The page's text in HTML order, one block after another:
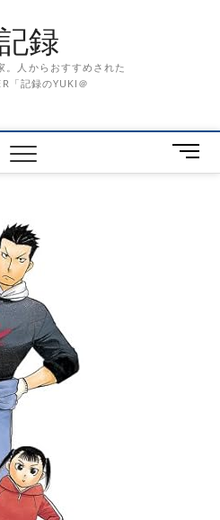
録
。人からおすすめされた
「記録のYUKI＠
メ
ニ